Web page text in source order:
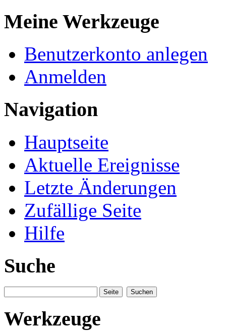
Meine Werkzeuge
Benutzerkonto anlegen
Anmelden
Navigation
Hauptseite
Aktuelle Ereignisse
Letzte Änderungen
Zufällige Seite
Hilfe
Suche
Werkzeuge